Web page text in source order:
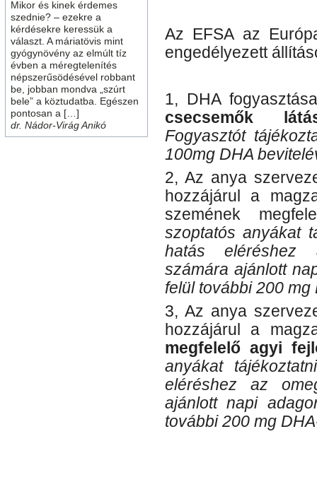
Mikor és kinek érdemes
szednie? – ezekre a
kérdésekre keressük a
választ. A máriatövis mint
gyógynövény az elmúlt tíz
évben a méregtelenítés
népszerűsödésével robbant
be, jobban mondva „szúrt
bele” a köztudatba. Egészen
pontosan a […]
dr. Nádor-Virág Anikó
Az EFSA az
engedélyezett
1, DHA
csecsemők
Fogyasztót
100mg DHA
2, Az anya
hozzájárul a
szemének
szoptatós anyákat
hatás eléréshez
számára ajánlott
felül további 200
3, Az anya
hozzájárul a
megfelelő agyi
anyákat
eléréshez az
ajánlott napi
további 200 mg